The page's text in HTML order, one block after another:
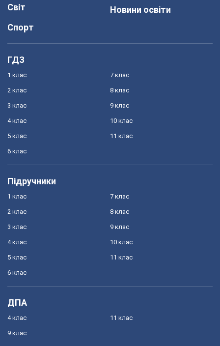
Світ
Спорт
Новини освіти
ГДЗ
1 клас
2 клас
3 клас
4 клас
5 клас
6 клас
7 клас
8 клас
9 клас
10 клас
11 клас
Підручники
1 клас
2 клас
3 клас
4 клас
5 клас
6 клас
7 клас
8 клас
9 клас
10 клас
11 клас
ДПА
4 клас
9 клас
11 клас